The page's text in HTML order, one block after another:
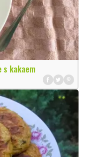
s kakaem